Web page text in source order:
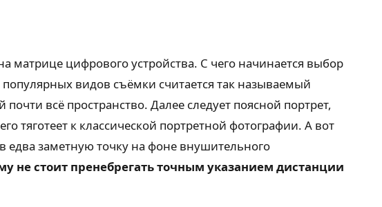
матрице цифрового устройства. С чего начинается выбор
видов съёмки считается так называемый
всё пространство. Далее следует поясной портрет,
тяготеет к классической портретной фотографии. А вот
едва заметную точку на фоне внушительного
не стоит пренебрегать точным указанием дистанции